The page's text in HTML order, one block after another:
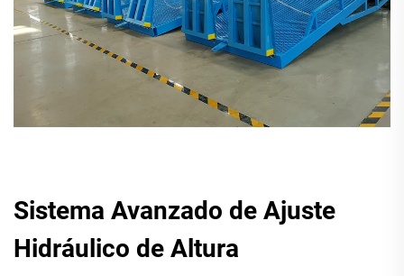
Sistema Avanzado de Ajuste
Hidráulico de Altura